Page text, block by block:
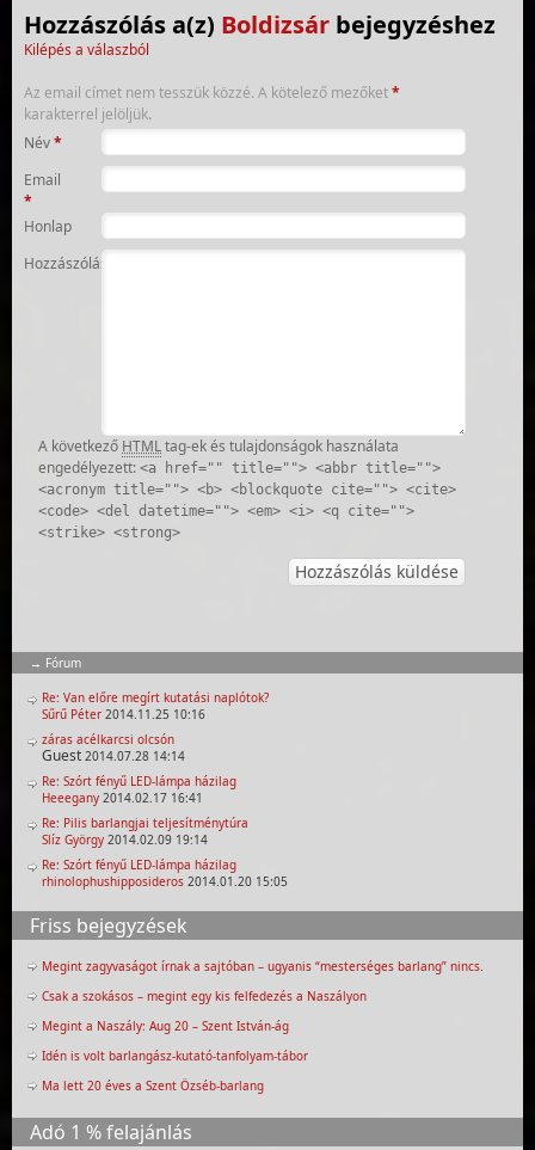
Hozzászólás a(z) Boldizsár bejegyzéshez
Kilépés a válaszból
Az email címet nem tesszük közzé. A kötelező mezőket*
karakterrel jelöljük.
Név*
Email
*
Honlap
Hozzászólás
A következő HTMLtag-ek és tulajdonságok használata
engedélyezett: <a href="" title=""> <abbr title="">
<acronym title=""> <b> <blockquote cite=""> <cite>
<code> <del datetime=""> <em> <i> <q cite="">
<strike> <strong>
Fórum
Re: Van előre megírt kutatási naplótok?
Sűrű Péter 2014.11.25 10:16
záras acélkarcsi olcsón
Guest 2014.07.28 14:14
Re: Szórt fényű LED-lámpa házilag
Heeegany 2014.02.17 16:41
Re: Pilis barlangjai teljesítménytúra
Slíz György 2014.02.09 19:14
Re: Szórt fényű LED-lámpa házilag
rhinolophushipposideros 2014.01.20 15:05
Friss bejegyzések
Megint zagyvaságot írnak a sajtóban – ugyanis “mesterséges barlang” nincs.
Csak a szokásos – megint egy kis felfedezés a Naszályon
Megint a Naszály: Aug 20 – Szent István-ág
Idén is volt barlangász-kutató-tanfolyam-tábor
Ma lett 20 éves a Szent Özséb-barlang
Adó 1 % felajánlás